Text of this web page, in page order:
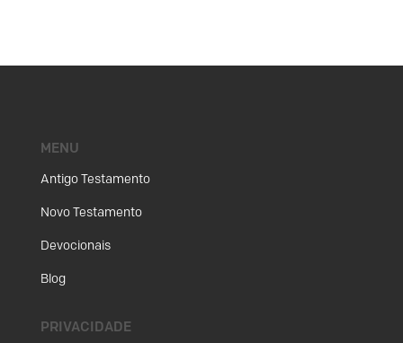
MENU
Antigo Testamento
Novo Testamento
Devocionais
Blog
PRIVACIDADE